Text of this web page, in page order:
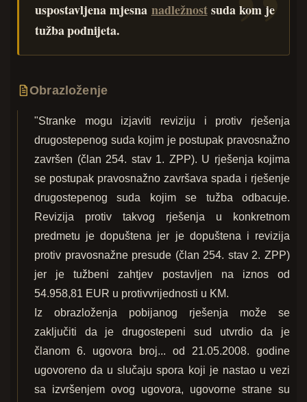
uspostavljena mjesna nadležnostsuda kom je
tužba podnijeta.
Obrazloženje
"Stranke mogu izjaviti reviziju i protiv rješenja
drugostepenog suda kojim je postupak pravosnažno
završen (član 254. stav 1. ZPP). U rješenja kojima
se postupak pravosnažno završava spada i rješenje
drugostepenog suda kojim se tužba odbacuje.
Revizija protiv takvog rješenja u konkretnom
predmetu je dopuštena jer je dopuštena i revizija
protiv pravosnažne presude (član 254. stav 2. ZPP)
jer je tužbeni zahtjev postavljen na iznos od
54.958,81 EUR u protivvrijednosti u KM.
Iz obrazloženja pobijanog rješenja može se
zaključiti da je drugostepeni sud utvrdio da je
članom 6. ugovora broj... od 21.05.2008. godine
ugovoreno da u slučaju spora koji je nastao u vezi
sa izvršenjem ovog ugovora, ugovorne strane su